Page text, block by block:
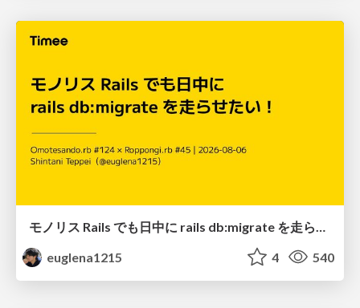
euglena1215
4 540